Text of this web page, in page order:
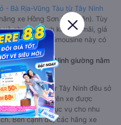
- Bà Rịa-Vũng Tàu từ Tây Ninh
xe Hồng Sơn (Phú Yên). Tùy
chương trình khuyến mãi, giá
Rịa-Vũng Tàu limousine này có
Tàu từ Tây Ninh giường nằm
cả tốt nhất
Vũng Tàu từ Tây Ninh đều sở
lượng cao. Trên xe được
bị hiện đại phục vụ cho nhu
Bên cạnh đó, các hãng xe